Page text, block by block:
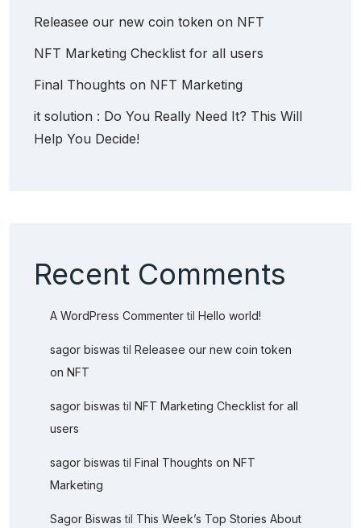
Releasee our new coin token on NFT
NFT Marketing Checklist for all users
Final Thoughts on NFT Marketing
it solution : Do You Really Need It? This Will
Help You Decide!
Recent Comments
A WordPress Commentertil Hello world!
sagor biswas til Releasee our new coin token
on NFT
sagor biswas til NFT Marketing Checklist for all
users
sagor biswas til Final Thoughts on NFT
Marketing
Sagor Biswas til This Week’s Top Stories About